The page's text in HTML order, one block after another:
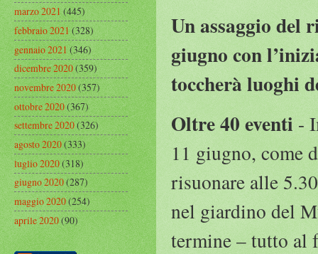
Un assaggio del
giugno con
toccherà luoghi
Oltre 40 eventi -
11 giugno, come
risuonare alle
nel giardino del
termine – tutto al
marzo 2021(445)
febbraio 2021(328)
gennaio 2021(346)
dicembre 2020(359)
novembre 2020(357)
ottobre 2020(367)
settembre 2020(326)
agosto 2020(333)
luglio 2020(318)
giugno 2020(287)
maggio 2020(254)
aprile 2020(90)